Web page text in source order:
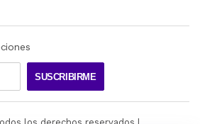
SUSCRIBIRME